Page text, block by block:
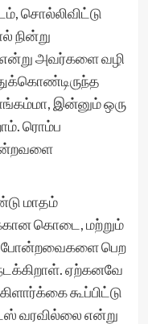
சொல்லிவிட்டு
நின்று
அவர்களை வழி
இன்னும் ஒரு
ரொம்ப
மாதம்
கொடை, மற்றும்
போன்றவைகளை பெற
ஏற்கனவே
கூப்பிட்டு
வரவில்லை என்று